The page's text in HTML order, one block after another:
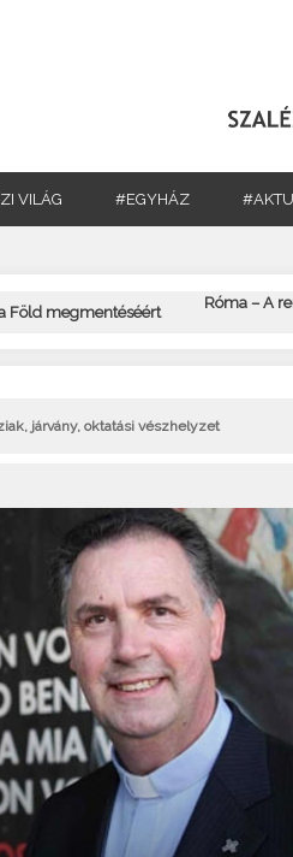
VILÁG #EGYHÁZ
Föld megmentéséért
Róma – A
járvány, oktatási vészhelyzet